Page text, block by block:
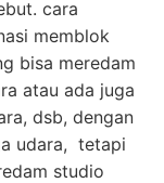
cara
memblok
bisa meredam
atau ada juga
dsb, dengan
udara, tetapi
studio